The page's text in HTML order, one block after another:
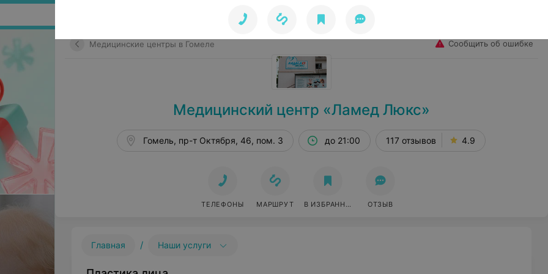
Медицинские центры в Гомеле Сообщить об ошибке
Медицинский центр «Ламед Люкс»
Гомель, пр-т Октября, 46, пом. 3 до 21:00 117 отзывов 4.9
ТЕЛЕФОНЫ МАРШРУТ В ИЗБРАННОЕ ОТЗЫВ
Главная / Наши услуги